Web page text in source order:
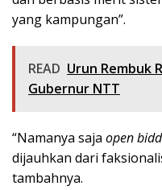
yang kampungan”.
READ Urun Rembuk
Gubernur NTT
“Namanya saja open
dijauhkan dari
tambahnya.